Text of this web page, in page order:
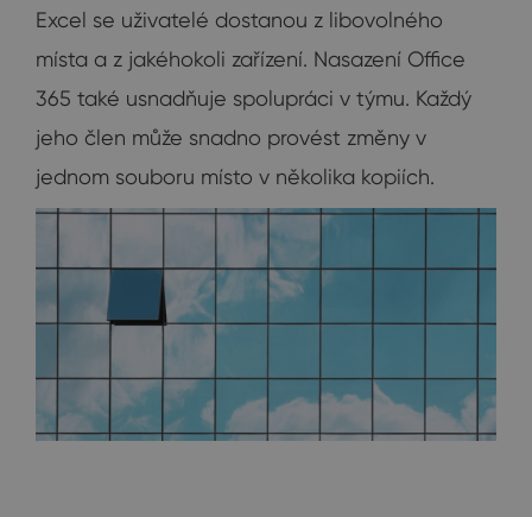
Excel se uživatelé dostanou z libovolného
místa a z jakéhokoli zařízení. Nasazení Office
365 také usnadňuje spolupráci v týmu. Každý
jeho člen může snadno provést změny v
jednom souboru místo v několika kopiích.